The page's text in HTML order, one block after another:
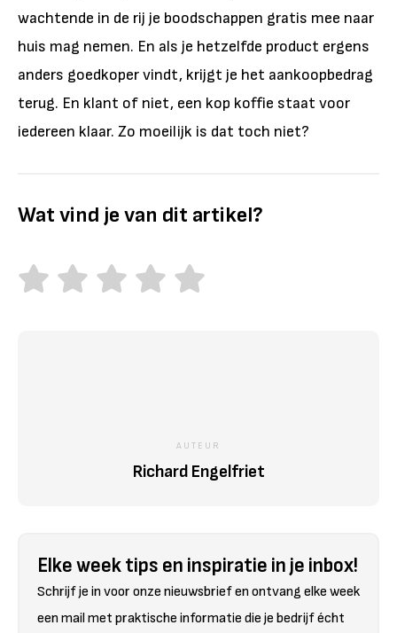
wachtende in de rij je boodschappen gratis mee naar
huis mag nemen. En als je hetzelfde product ergens
anders goedkoper vindt, krijgt je het aankoopbedrag
terug. En klant of niet, een kop koffie staat voor
iedereen klaar. Zo moeilijk is dat toch niet?
Wat vind je van dit artikel?
AUTEUR
Richard Engelfriet
Elke week tips en inspiratie in je inbox!
Schrijf je in voor onze nieuwsbrief en ontvang elke week
een mail met praktische informatie die je bedrijf écht